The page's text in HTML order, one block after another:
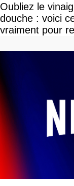
Oubliez le
douche : voici
vraiment pour